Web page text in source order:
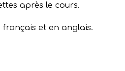
après le cours.
français et en anglais.